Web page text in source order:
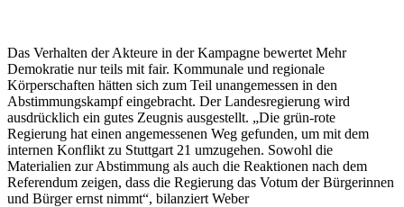
Das Verhalten der Akteure in der Kampagne bewertet Mehr
Demokratie nur teils mit fair. Kommunale und regionale
Körperschaften hätten sich zum Teil unangemessen in den
Abstimmungskampf eingebracht. Der Landesregierung wird
ausdrücklich ein gutes Zeugnis ausgestellt. „Die grün-rote
Regierung hat einen angemessenen Weg gefunden, um mit dem
internen Konflikt zu Stuttgart 21 umzugehen. Sowohl die
Materialien zur Abstimmung als auch die Reaktionen nach dem
Referendum zeigen, dass die Regierung das Votum der Bürgerinnen
und Bürger ernst nimmt“, bilanziert Weber